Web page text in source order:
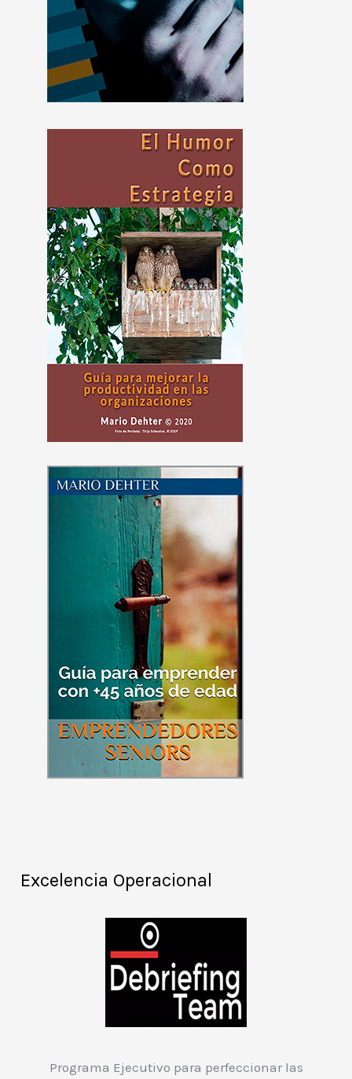
Excelencia Operacional
Programa Ejecutivo para perfeccionar las